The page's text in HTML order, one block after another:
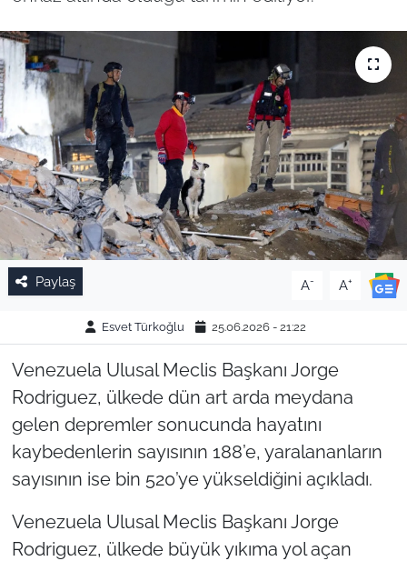
Paylaş A- A+
Esvet Türkoğlu 25.06.2026 - 21:22
Venezuela Ulusal Meclis Başkanı Jorge
Rodriguez, ülkede dün art arda meydana
gelen depremler sonucunda hayatını
kaybedenlerin sayısının 188’e, yaralananların
sayısının ise bin 520’ye yükseldiğini açıkladı.
Venezuela Ulusal Meclis Başkanı Jorge
Rodriguez, ülkede büyük yıkıma yol açan